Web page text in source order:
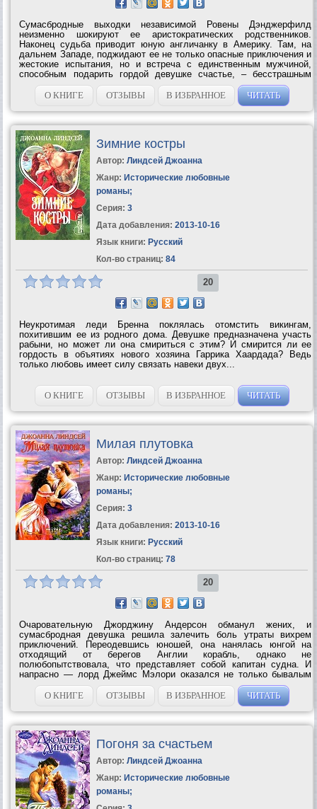
Сумасбродные выходки независимой Ровены Дэнджерфилд
неизменно шокируют ее аристократических родственников.
Наконец судьба приводит юную англичанку в Америку. Там, на
дальнем Западе, поджидают ее не только опасные приключения и
жестокие испытания, но и встреча с единственным мужчиной,
способным подарить гордой девушке счастье, – бесстрашным
Люком Кордом, выросшим среди...
О КНИГЕ
ОТЗЫВЫ В ИЗБРАННОЕ ЧИТАТЬ
Зимние костры
Автор: Линдсей Джоанна
Жанр: Исторические любовные
романы;
Серия: 3
Дата добавления: 2013-10-16
Язык книги: Русский
Кол-во страниц: 84
20
Неукротимая леди Бренна поклялась отомстить викингам,
похитившим ее из родного дома. Девушке предназначена участь
рабыни, но может ли она смириться с этим? И смирится ли ее
гордость в объятиях нового хозяина Гаррика Хаардада? Ведь
только любовь имеет силу связать навеки двух...
О КНИГЕ ОТЗЫВЫ В ИЗБРАННОЕ ЧИТАТЬ
Милая плутовка
Автор: Линдсей Джоанна
Жанр: Исторические любовные
романы;
Серия: 3
Дата добавления: 2013-10-16
Язык книги: Русский
Кол-во страниц: 78
20
Очаровательную Джорджину Андерсон обманул жених, и
сумасбродная девушка решила залечить боль утраты вихрем
приключений. Переодевшись юношей, она нанялась юнгой на
отходящий от берегов Англии корабль, однако не
полюбопытствовала, что представляет собой капитан судна. И
напрасно — лорд Джеймс Мэлори оказался не только бывалым
моряком, но и опасным сердцеедом, покорителем женщин,
буквально падавших к ногам этого мужественного...
О КНИГЕ ОТЗЫВЫ В ИЗБРАННОЕ ЧИТАТЬ
Погоня за счастьем
Автор: Линдсей Джоанна
Жанр: Исторические любовные
романы;